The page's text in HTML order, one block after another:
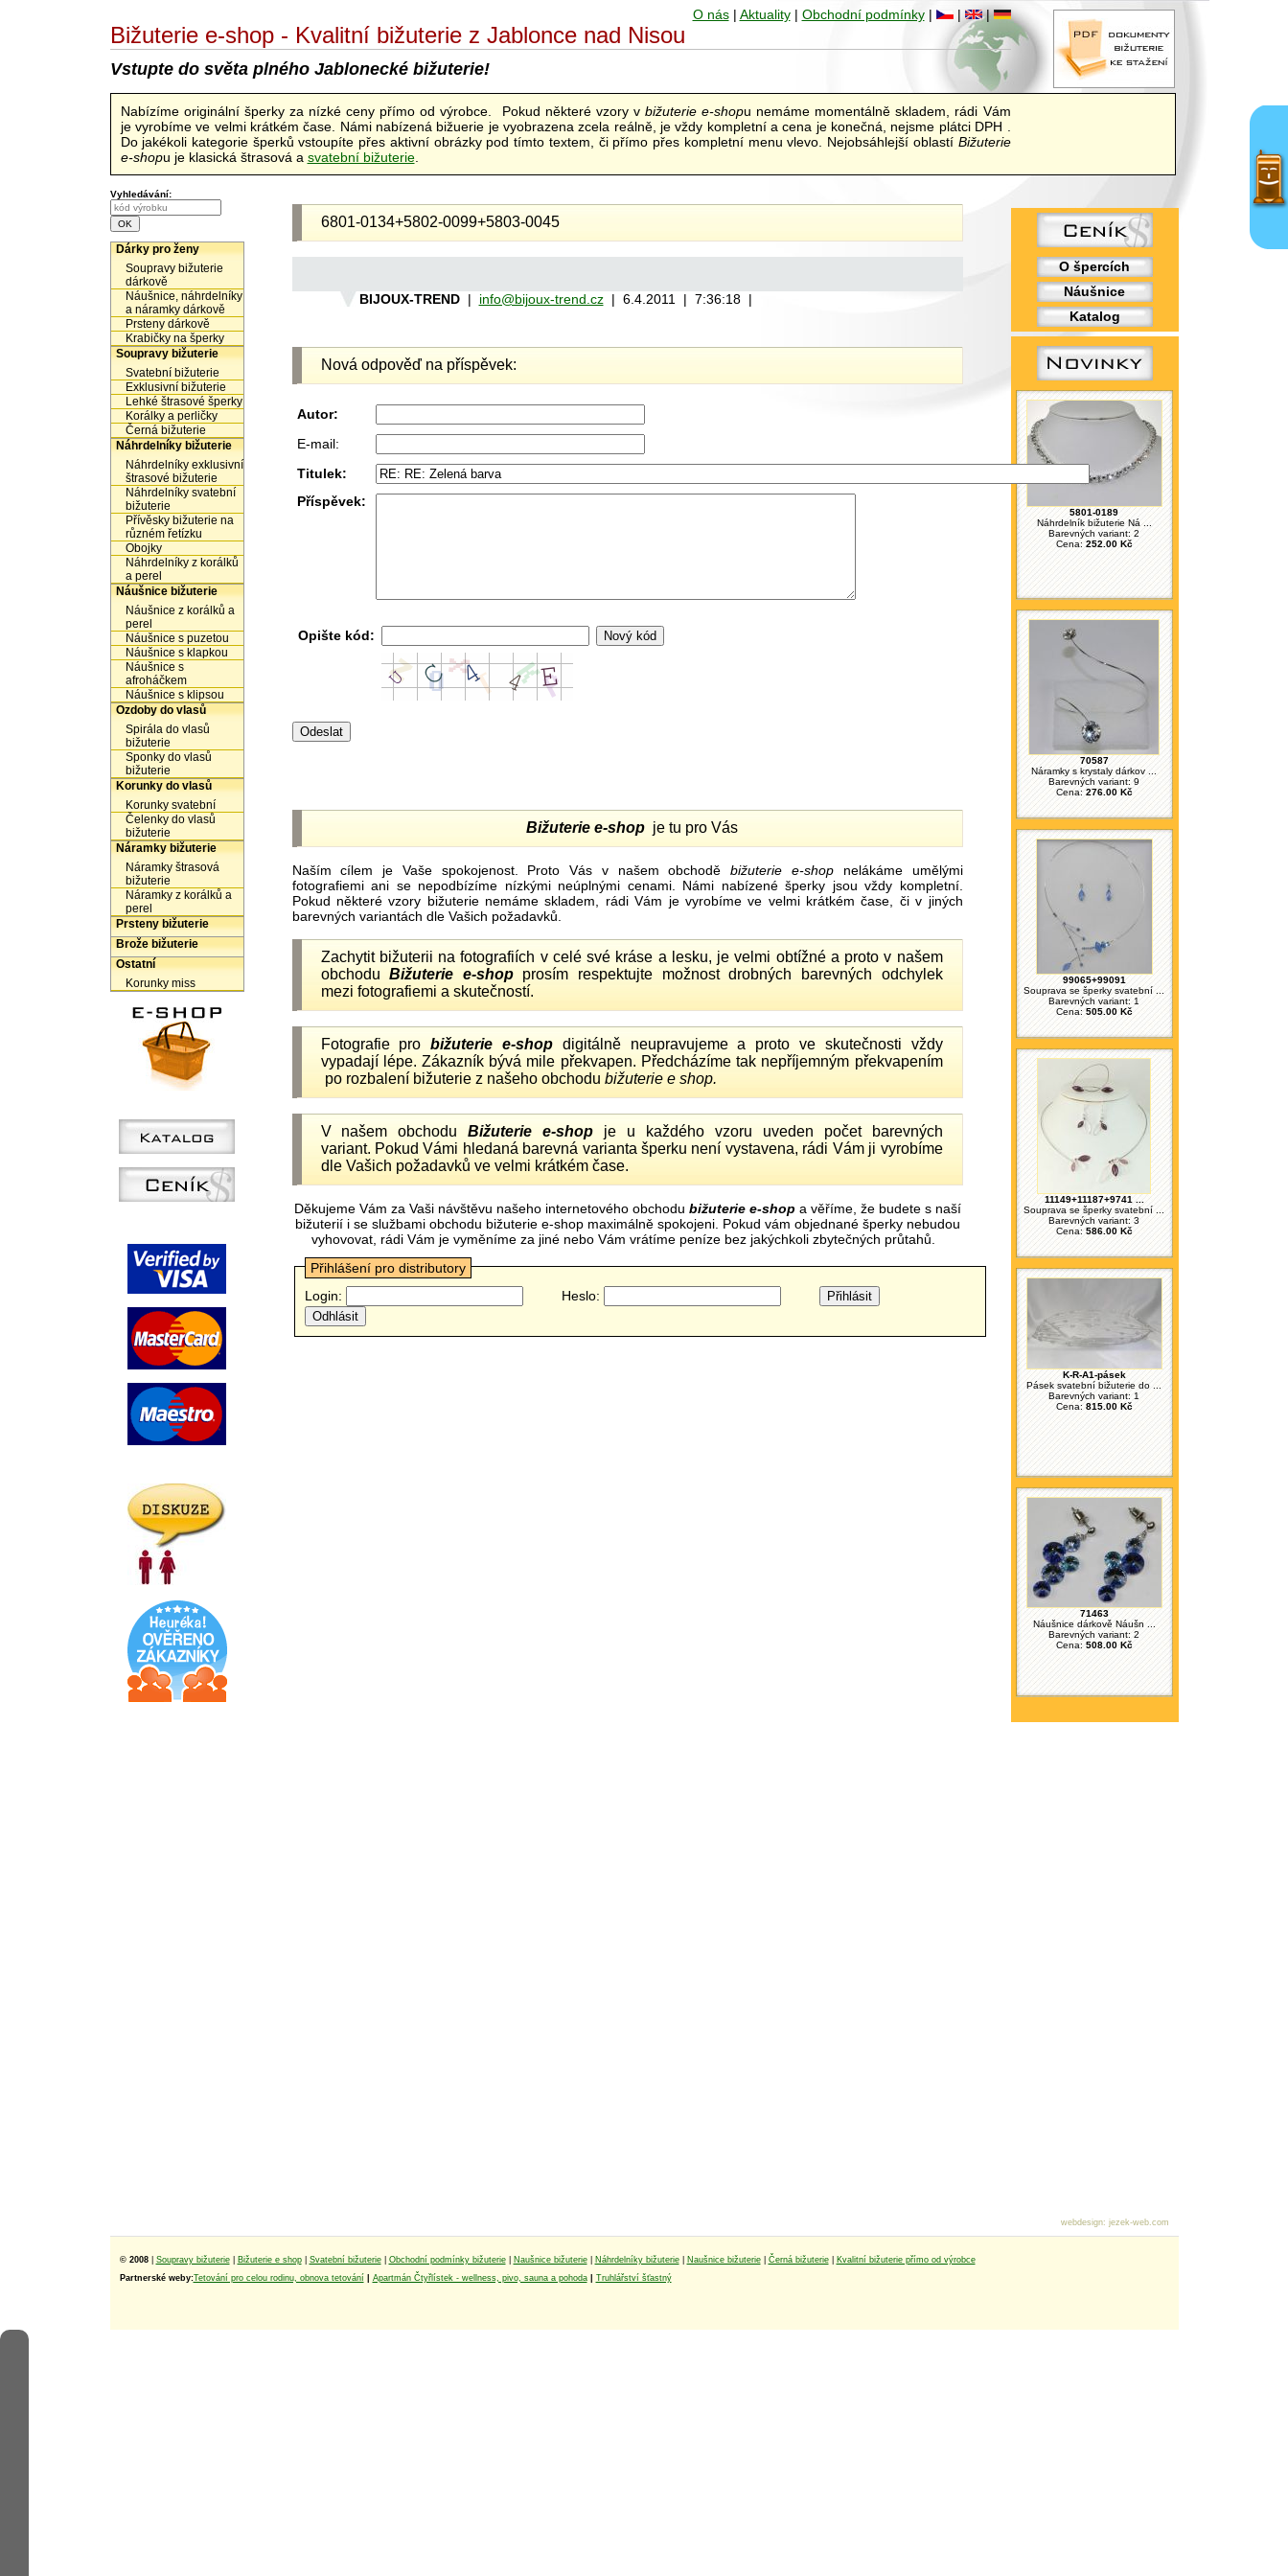
O špercích
Náušnice
Katalog
5801-0189
Náhrdelník bižuterie Ná ...
Barevných variant: 2
Cena: 252.00 Kč
70587
Náramky s krystaly dárkov ...
Barevných variant: 9
Cena: 276.00 Kč
99065+99091
Souprava se šperky svatební ...
Barevných variant: 1
Cena: 505.00 Kč
11149+11187+9741 ...
Souprava se šperky svatební ...
Barevných variant: 3
Cena: 586.00 Kč
K-R-A1-pásek
Pásek svatební bižuterie do ...
Barevných variant: 1
Cena: 815.00 Kč
71463
Náušnice dárkově Náušn ...
Barevných variant: 2
Cena: 508.00 Kč
O nás| Aktuality| Obchodní podmínky| | |
Bižuterie e-shop - Kvalitní bižuterie z Jablonce nad Nisou
Vstupte do světa plného Jablonecké bižuterie!
Nabízíme originální šperky za nízké ceny přímo od výrobce. Pokud některé vzory v bižuterie e-shopu nemáme momentálně skladem, rádi Vám
je vyrobíme ve velmi krátkém čase. Námi nabízená bižuerie je vyobrazena zcela reálně, je vždy kompletní a cena je konečná, nejsme plátci DPH .
Do jakékoli kategorie šperků vstoupíte přes aktivní obrázky pod tímto textem, či přímo přes kompletní menu vlevo. Nejobsáhlejší oblastí Bižuterie
e-shopu je klasická štrasová a svatební bižuterie.
Vyhledávání:
Dárky pro ženy
Soupravy bižuterie
dárkově
Náušnice, náhrdelníky
a náramky dárkově
Prsteny dárkově
Krabičky na šperky
Soupravy bižuterie
Svatební bižuterie
Exklusivní bižuterie
Lehké štrasové šperky
Korálky a perličky
Černá bižuterie
Náhrdelníky bižuterie
Náhrdelníky exklusivní
štrasové bižuterie
Náhrdelníky svatební
bižuterie
Přívěsky bižuterie na
různém řetízku
Obojky
Náhrdelníky z korálků
a perel
Náušnice bižuterie
Náušnice z korálků a
perel
Náušnice s puzetou
Náušnice s klapkou
Náušnice s
afroháčkem
Náušnice s klipsou
Ozdoby do vlasů
Spirála do vlasů
bižuterie
Sponky do vlasů
bižuterie
Korunky do vlasů
Korunky svatební
Čelenky do vlasů
bižuterie
Náramky bižuterie
Náramky štrasová
bižuterie
Náramky z korálků a
perel
Prsteny bižuterie
Brože bižuterie
Ostatní
Korunky miss
6801-0134+5802-0099+5803-0045
BIJOUX-TREND| info@bijoux-trend.cz| 6.4.2011 | 7:36:18 |
Nová odpověď na příspěvek:
Autor:
E-mail:
Titulek:
Příspěvek:
Opište kód:
Bižuterie e-shopje tu pro Vás
Naším cílem je Vaše spokojenost. Proto Vás v našem obchoděbižuterie e-shopnelákáme umělými
fotografiemi ani se nepodbízíme nízkými neúplnými cenami. Námi nabízené šperky jsou vždy kompletní.
Pokud některé vzory bižuterie nemáme skladem, rádi Vám je vyrobíme ve velmi krátkém čase, či v jiných
barevných variantách dle Vašich požadavků.
Zachytit bižuterii na fotografiích v celé své kráse a lesku, je velmi obtížné a proto v našem
obchoduBižuterie e-shopprosím respektujte možnost drobných barevných odchylek
mezi fotografiemi a skutečností.
Fotografie probižuterie e-shopdigitálně neupravujeme a proto ve skutečnosti vždy
vypadají lépe. Zákazník bývá mile překvapen. Předcházíme tak nepříjemným překvapením
po rozbalení bižuterie z našeho obchodu bižuterie e shop.
V našem obchoduBižuterie e-shop je u každého vzoru uveden počet barevných
variant. Pokud Vámi hledaná barevná varianta šperku není vystavena, rádi Vám ji vyrobíme
dle Vašich požadavků ve velmi krátkém čase.
Děkujeme Vám za Vaši návštěvu našeho internetového obchodu bižuterie e-shop a věříme, že budete s naší
bižuterií i se službami obchodu bižuterie e-shop maximálně spokojeni. Pokud vám objednané šperky nebudou
vyhovovat, rádi Vám je vyměníme za jiné nebo Vám vrátíme peníze bez jakýchkoli zbytečných průtahů.
Přihlášení pro distributory
Login:
Heslo:
© 2008 Soupravy bižuterie| Bižuterie e shop| Svatební bižuterie| Obchodní podmínky bižuterie| Naušnice bižuterie| Náhrdelníky bižuterie| Naušnice bižuterie| Černá bižuterie|
Kvalitní bižuterie přímo od výrobce
Partnerské weby:Tetování pro celou rodinu, obnova tetování Apartmán Čtyřlístek - wellness, pivo, sauna a pohoda| Truhlářství šťastný
webdesign: jezek-web.com